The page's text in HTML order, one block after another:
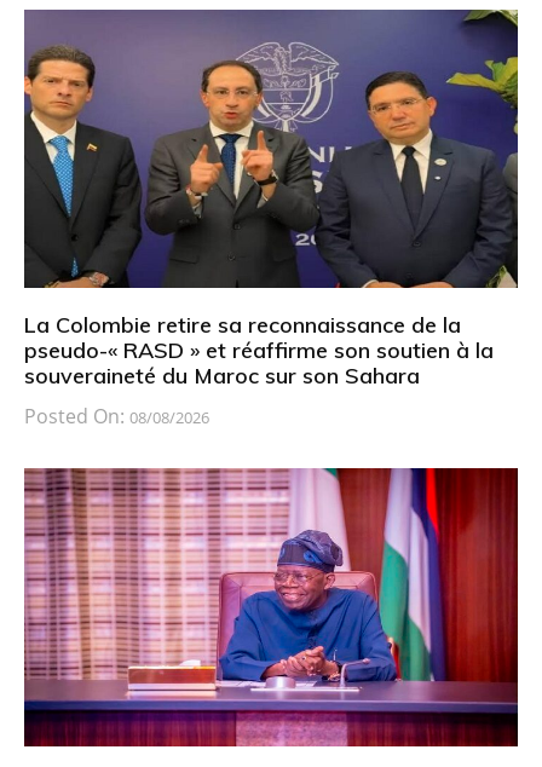
La Colombie retire sa reconnaissance de la
pseudo-« RASD » et réaffirme son soutien à la
souveraineté du Maroc sur son Sahara
Posted On: 08/08/2026